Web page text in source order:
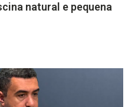
natural e pequena